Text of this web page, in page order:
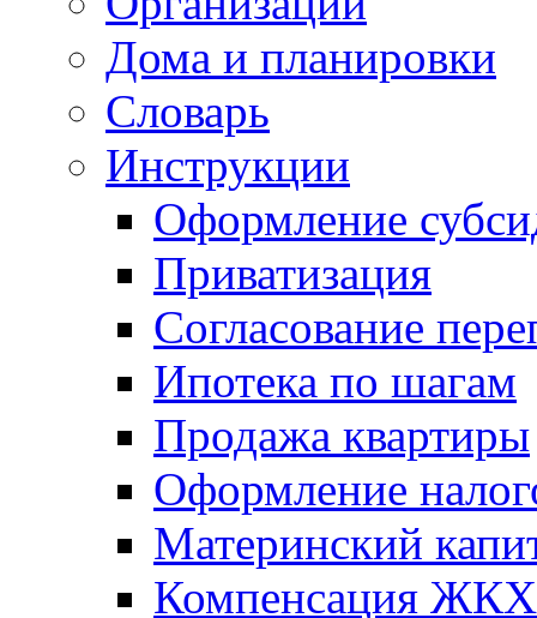
Дома и планировки
Словарь
Инструкции
Оформление
Приватизация
Согласование
Ипотека по шагам
Продажа квартиры
Оформление
Материнский
Компенсация ЖКХ